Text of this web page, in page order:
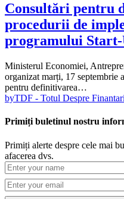
Consultări pentru
procedurii de
programului
Ministerul Economiei,
organizat marți, 17 septembrie
pentru definitivarea…
byTDF - Totul Despre Finantari
Primiți buletinul nostru
Primiți alerte despre cele mai
afacerea dvs.